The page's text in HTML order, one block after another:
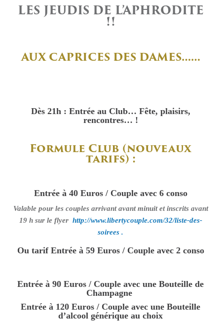
LES JEUDIS DE L’APHRODITE
!!
AUX CAPRICES DES DAMES……
Dès 21h : Entrée au Club… Fête, plaisirs,
rencontres… !
Formule Club (nouveaux
tarifs) :
Entrée à 40 Euros / Couple avec 6 conso
Valable pour les couples arrivant avant minuit et inscrits avant
19 h sur le flyer http://www.libertycouple.com/32/liste-des-
soirees .
Ou tarif Entrée à 59 Euros / Couple avec 2 conso
Entrée à 90 Euros / Couple avec une Bouteille de
Champagne
Entrée à 120 Euros / Couple avec une Bouteille
d’alcool générique au choix